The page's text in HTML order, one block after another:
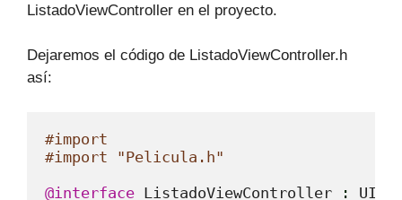
ListadoViewController en el proyecto.
Dejaremos el código de ListadoViewController.h
así:
#import
#import "Pelicula.h"
@interface ListadoViewController :